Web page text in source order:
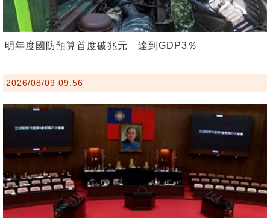
明年度國防預算首度破兆元 達到GDP3％
2026/08/09 09:56